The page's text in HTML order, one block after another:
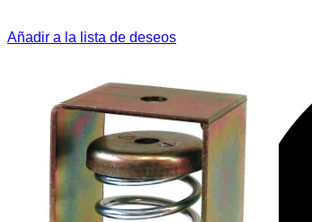
Añadir a la lista de deseos